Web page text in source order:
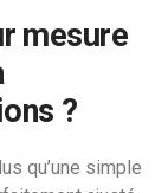
mesure
?
qu’une simple